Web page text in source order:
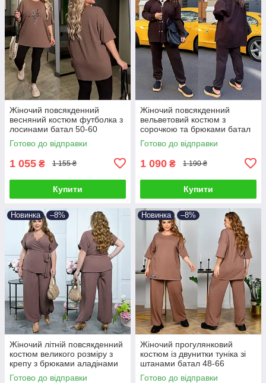
Жіночий повсякденний
весняний костюм футболка з
лосинами батал 50-60
Готово до відправки
1 055 ₴ 1 155 ₴
Купити
Жіночий повсякденний
вельветовий костюм з
сорочкою та брюками батал
48-60
Готово до відправки
1 090 ₴ 1 190 ₴
Купити
Новинка –8%
Жіночий літній повсякденний
костюм великого розміру з
крепу з брюками аладінами
48-66
Готово до відправки
Новинка –8%
Жіночий прогулянковий
костюм із двунитки туніка зі
штанами батал 48-66
Готово до відправки